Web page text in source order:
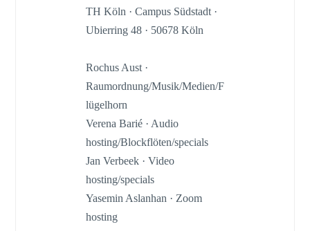
TH Köln · Campus Südstadt ·
Ubierring 48 · 50678 Köln
Rochus Aust ·
Raumordnung/Musik/Medien/F
lügelhorn
Verena Barié · Audio
hosting/Blockflöten/specials
Jan Verbeek · Video
hosting/specials
Yasemin Aslanhan · Zoom
hosting